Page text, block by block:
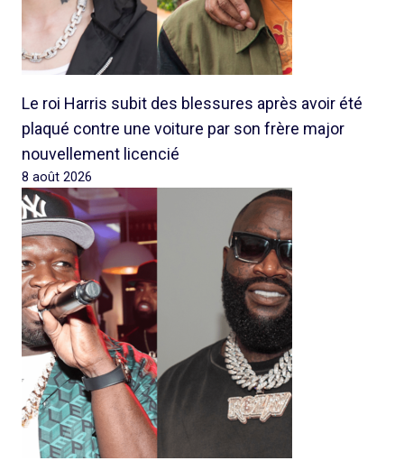
Le roi Harris subit des blessures après avoir été
plaqué contre une voiture par son frère major
nouvellement licencié
8 août 2026